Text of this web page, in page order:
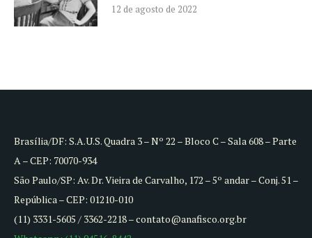
12 de agosto de 2022
Brasília/DF: S.A.U.S. Quadra 3 – Nº 22 – Bloco C – Sala 608 – Parte
A – CEP: 70070-934
São Paulo/SP: Av. Dr. Vieira de Carvalho, 172 – 5º andar – Conj. 51 –
República – CEP: 01210-010
(11) 3331-5605 / 3362-2218 – contato@anafisco.org.br